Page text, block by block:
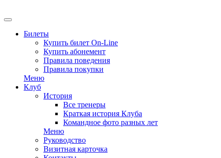
Билеты
Купить билет On-Line
Купить абонемент
Правила поведения
Правила покупки
Меню
Клуб
История
Все тренеры
Краткая история Клуба
Командное фото разных лет
Меню
Руководство
Визитная карточка